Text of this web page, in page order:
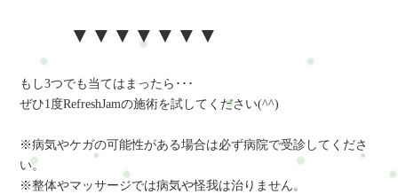
▼▼▼▼▼▼▼
もし3つでも当てはまったら･･･
ぜひ1度RefreshJamの施術を試してください(^^)
※病気やケガの可能性がある場合は必ず病院で受診してくださ
い。
※整体やマッサージでは病気や怪我は治りません。